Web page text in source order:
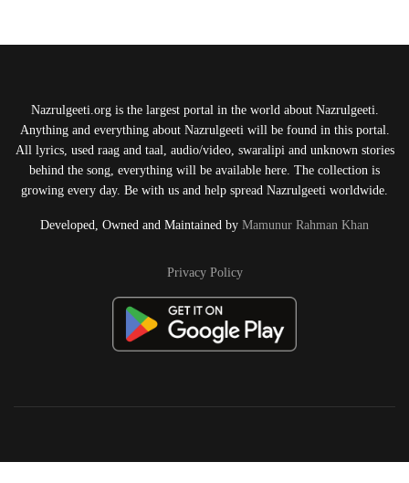
Nazrulgeeti.org is the largest portal in the world about Nazrulgeeti.
Anything and everything about Nazrulgeeti will be found in this portal.
All lyrics, used raag and taal, audio/video, swaralipi and unknown stories
behind the song, everything will be available here. The collection is
growing every day. Be with us and help spread Nazrulgeeti worldwide.
Developed, Owned and Maintained by Mamunur Rahman Khan
Privacy Policy